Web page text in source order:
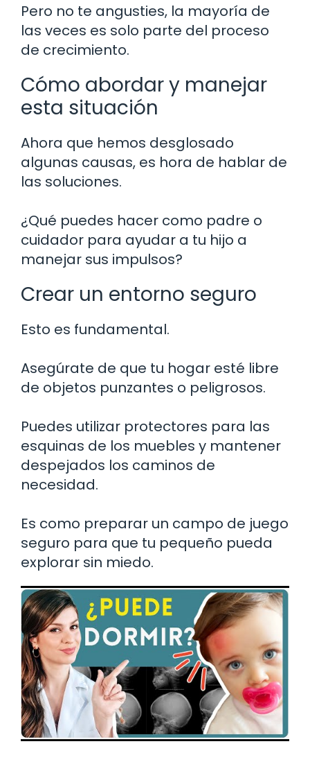
Pero no te angusties, la mayoría de
las veces es solo parte del proceso
de crecimiento.
Cómo abordar y manejar
esta situación
Ahora que hemos desglosado
algunas causas, es hora de hablar de
las soluciones.
¿Qué puedes hacer como padre o
cuidador para ayudar a tu hijo a
manejar sus impulsos?
Crear un entorno seguro
Esto es fundamental.
Asegúrate de que tu hogar esté libre
de objetos punzantes o peligrosos.
Puedes utilizar protectores para las
esquinas de los muebles y mantener
despejados los caminos de
necesidad.
Es como preparar un campo de juego
seguro para que tu pequeño pueda
explorar sin miedo.